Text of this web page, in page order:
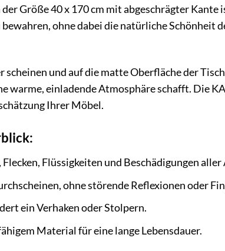
Größe 40 x 170 cm mit abgeschrägter Kante
ohne dabei die natürliche Schönheit
und auf die matte Oberfläche der
warme, einladende Atmosphäre schafft. Die
Ihrer Möbel.
Flüssigkeiten und Beschädigungen aller
ohne störende Reflexionen oder
ein Verhaken oder Stolpern.
Material für eine lange Lebensdauer.